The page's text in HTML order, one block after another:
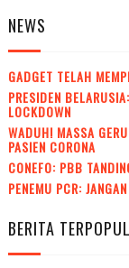
NEWS
GADGET TELAH
PRESIDEN
LOCKDOWN
WADUH! MASSA
PASIEN CORONA
CONEFO: PBB
PENEMU PCR:
BERITA